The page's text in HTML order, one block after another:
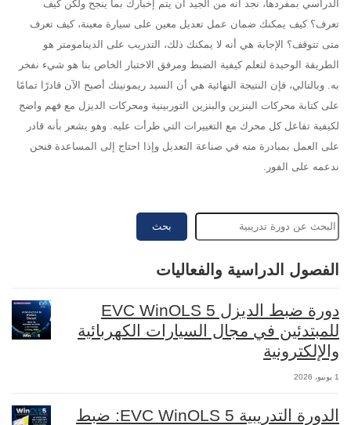
الدراسي بمفردها، نجد أنه من الجيد أن يتم إخبارك بما ينجح ولكن كيف
تعرف؟ كيف يمكنك ضمان عمل تعديل معين على سيارة معينة، كيف تعرف
متى تتوقف؟ الإجابة هي أنه لا يمكنك ذلك، التدريب على الدينامومتر هو
الطريقة الوحيدة لتعلم كيفية الضبط ومرفق الاختبار الخاص بنا هو شيء نفخر
به. وبالتالي، فإن النتيجة النهائية هي أن السيد ريمونينك أصبح الآن قادرًا تمامًا
على كتابة محركات البنزين والبنزين التوربينية ومحركات الديزل مع فهم واضح
لكيفية تفاعل كل محرك مع التغييرات التي طرأت عليه. وهو يشعر بأنه قادر
على العمل بمبادرة منه في صناعة التعديل وإذا احتاج إلى المساعدة فنحن
ندعمه على الفور.
بحث
الفصول الدراسية والفعاليات
دورة ضبط الديزل EVC WinOLS 5
للمبتدئين في مجال السيارات الكهربائية
والإلكترونية
1 يونيو، 2026
الدورة التدريبية EVC WinOLS 5: ضبط